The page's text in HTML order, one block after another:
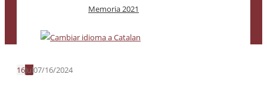
Memoria 2021
16Jul07/16/2024